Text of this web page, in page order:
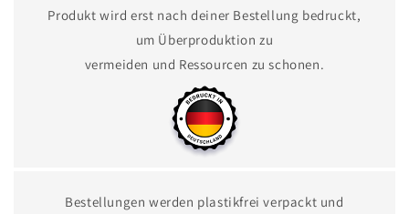
Produkt wird erst nach deiner Bestellung bedruckt,
um Überproduktion zu
vermeiden und Ressourcen zu schonen.
Bestellungen werden plastikfrei verpackt und